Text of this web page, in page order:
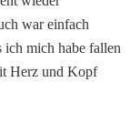
war einfach
ich mich habe fallen
Herz und Kopf